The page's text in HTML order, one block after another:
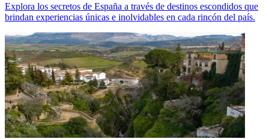
Explora los secretos de España a través de destinos escondidos que
brindan experiencias únicas e inolvidables en cada rincón del país.